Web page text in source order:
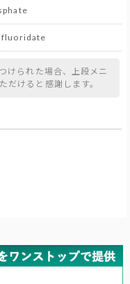
けられた場合、上段メニ
だけると感謝します。